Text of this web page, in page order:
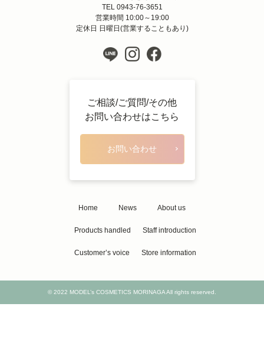
TEL 0943-76-3651
営業時間 10:00～19:00
定休日 日曜日(営業することもあり)
ご相談/ご質問/その他
お問い合わせはこちら
お問い合わせ
Home News About us
Products handled Staff introduction
Customer’s voice Store information
© 2022 MODEL’s COSMETICS MORINAGA All rights reserved.